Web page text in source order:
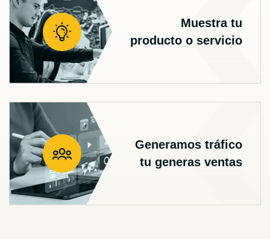
Muestra tu
producto o servicio
Generamos tráfico
tu generas ventas